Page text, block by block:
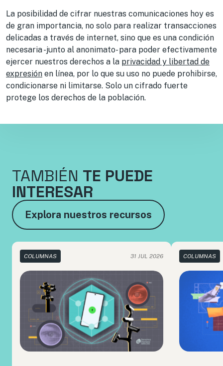
La posibilidad de cifrar nuestras comunicaciones hoy es
de gran importancia, no solo para realizar transacciones
delicadas a través de internet, sino que es una condición
necesaria -junto al anonimato- para poder efectivamente
ejercer nuestros derechos a la privacidad y libertad de
expresión en línea, por lo que su uso no puede prohibirse,
condicionarse ni limitarse. Solo un cifrado fuerte
protege los derechos de la población.
TAMBIÉN TE PUEDE
INTERESAR
Explora nuestros recursos
COLUMNAS 31 JUL 2026 COLUMNAS